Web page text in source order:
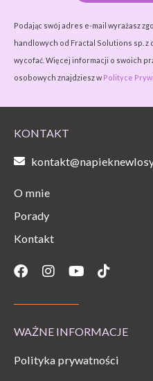
Podając swój adres e-mail wyrażasz
handlowych od Fractal Solutions sp. z
wycofać. Więcej informacji o swoich
osobowych znajdziesz w Polityce
KONTAKT
O mnie
Porady
Kontakt
Facebook
Instagram
YoutubeTiktok
WAŻNE INFORMACJE
Polityka prywatności